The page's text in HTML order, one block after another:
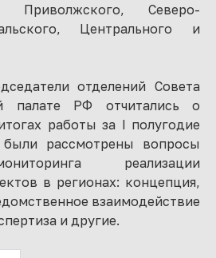
Приволжского, Северо-
Центрального и
отделений Совета
палате РФ отчитались о
работы за I полугодие
рассмотрены вопросы
реализации
в регионах: концепция,
взаимодействие
и другие.